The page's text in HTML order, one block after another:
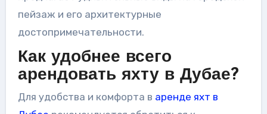
пейзаж и его архитектурные
достопримечательности.
Как удобнее всего
арендовать яхту в Дубае?
Для удобства и комфорта в аренде яхт в